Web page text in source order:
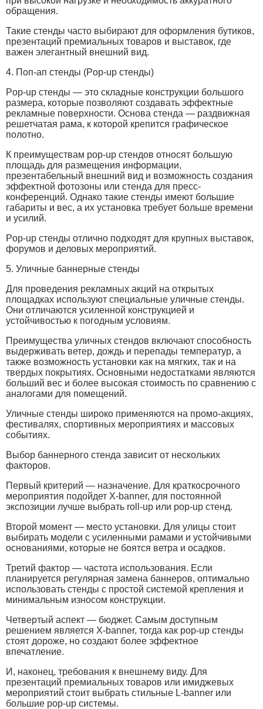
обращения.
Такие стенды часто выбирают для оформления бутиков,
презентаций премиальных товаров и выставок, где
важен элегантный внешний вид.
4. Поп-ап стенды (Pop-up стенды)
Pop-up стенды — это складные конструкции большого
размера, которые позволяют создавать эффектные
рекламные поверхности. Основа стенда — раздвижная
решетчатая рама, к которой крепится графическое
полотно.
К преимуществам pop-up стендов относят большую
площадь для размещения информации,
презентабельный внешний вид и возможность создания
эффектной фотозоны или стенда для пресс-
конференций. Однако такие стенды имеют большие
габариты и вес, а их установка требует больше времени
и усилий.
Pop-up стенды отлично подходят для крупных выставок,
форумов и деловых мероприятий.
5. Уличные баннерные стенды
Для проведения рекламных акций на открытых
площадках используют специальные уличные стенды.
Они отличаются усиленной конструкцией и
устойчивостью к погодным условиям.
Преимущества уличных стендов включают способность
выдерживать ветер, дождь и перепады температур, а
также возможность установки как на мягких, так и на
твердых покрытиях. Основными недостатками являются
больший вес и более высокая стоимость по сравнению с
аналогами для помещений.
Уличные стенды широко применяются на промо-акциях,
фестивалях, спортивных мероприятиях и массовых
событиях.
Выбор баннерного стенда зависит от нескольких
факторов.
Первый критерий — назначение. Для краткосрочного
мероприятия подойдет X-banner, для постоянной
экспозиции лучше выбрать roll-up или pop-up стенд.
Второй момент — место установки. Для улицы стоит
выбирать модели с усиленными рамами и устойчивыми
основаниями, которые не боятся ветра и осадков.
Третий фактор — частота использования. Если
планируется регулярная замена баннеров, оптимально
использовать стенды с простой системой крепления и
минимальным износом конструкции.
Четвертый аспект — бюджет. Самым доступным
решением является X-banner, тогда как pop-up стенды
стоят дороже, но создают более эффектное
впечатление.
И, наконец, требования к внешнему виду. Для
презентаций премиальных товаров или имиджевых
мероприятий стоит выбрать стильные L-banner или
большие pop-up системы.